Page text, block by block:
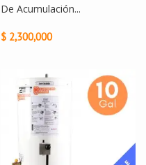
De Acumulación...
$ 2,300,000